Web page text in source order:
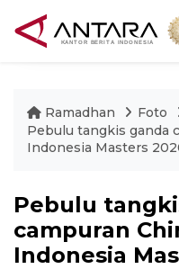
Ramadhan
Foto
Pebulu tangkis ganda
Indonesia Masters
Pebulu
campuran
Indonesia